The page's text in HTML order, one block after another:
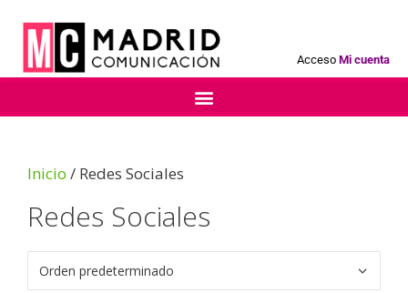
Acceso Mi cuenta
Inicio / Redes Sociales
Redes Sociales